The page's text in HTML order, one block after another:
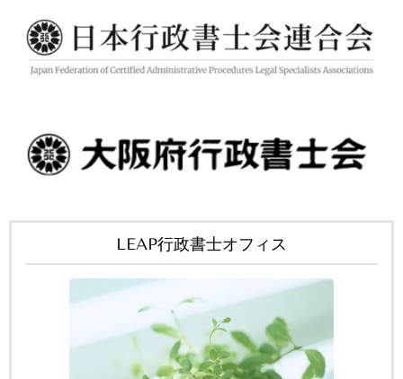
LEAP行政書士オフィス